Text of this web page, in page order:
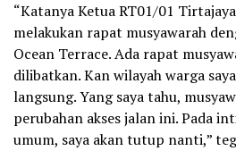
“Katanya Ketua RT01/01
melakukan rapat musyawarah
Ocean Terrace. Ada rapat
dilibatkan. Kan wilayah warga
langsung. Yang saya tahu,
perubahan akses jalan ini. Pada
umum, saya akan tutup nanti,”